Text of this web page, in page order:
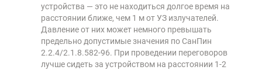
устройства — это не находиться долгое время на
расстоянии ближе, чем 1 м от УЗ излучателей.
Давление от них может немного превышать
предельно допустимые значения по СанПин
2.2.4/2.1.8.582-96. При проведении переговоров
лучше сидеть за устройством на расстоянии 1-2